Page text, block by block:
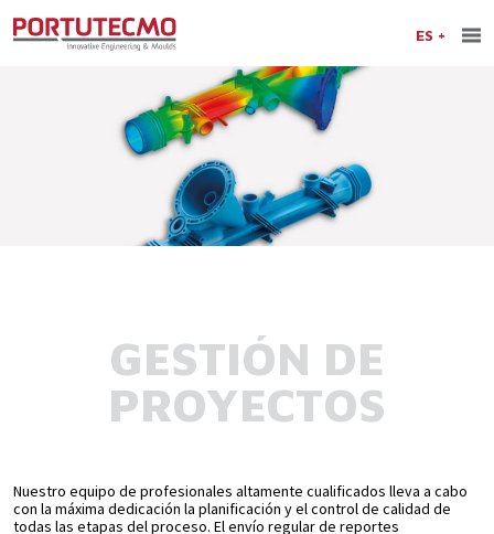
ES
GESTIÓN DE
PROYECTOS
Nuestro equipo de profesionales altamente cualificados lleva a cabo
con la máxima dedicación la planificación y el control de calidad de
todas las etapas del proceso. El envío regular de reportes